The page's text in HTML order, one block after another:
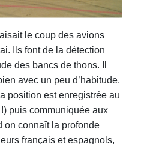
le coup des avions
Ils font de la détection
des bancs de thons. Il
avec un peu d’habitude.
position est enregistrée au
puis communiquée aux
on connaît la profonde
français et espagnols,